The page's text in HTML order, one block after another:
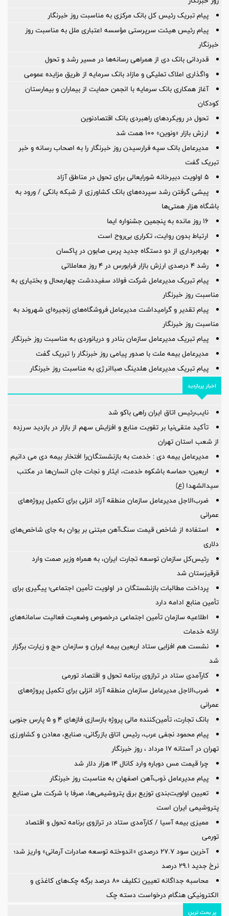
پیام تبریک رئیس کل بانک مرکزی به مناسبت روز خبرنگار
پیام رئیس هیئت سرپرستی مؤسسه اعتباری ملل به مناسبت روز
خبرنگار
قدردانی بانک دی از همراهی رسانه‌ها در مسیر رشد و تحول
واگذاری املاک تملیکی و مازاد بانک سرمایه از طریق مزایده عمومی
آغاز همکاری بانک سرمایه با انجمن حمایت از بیماران و بیمارستان
کودکان
تحول در رویکردهای راهبردی بانک اقتصادنوین
ارزش بازار «ونوین» 100 همت شد
مدیرعامل بانک سپه فرارسیدن روز خبرنگار را به اصحاب رسانه و خبر
تبریک گفت
5 اولویت دبیرخانه شورایعالی برای تحول در مناطق آزاد
پیشی گرفتن رشد سپرده‌های بانک کشاورزی از شبکه بانکی / ورود به
باشگاه هزار همتی‌ها
16 روز مانده به پنجمین جشنواره ایما
ارتباط بدون روایت، تکراری بی‌روح است
بهره‌برداری از دو دستگاه جدید پرس صابون در پاكسان
رشد ۴ درصدی ارزش بازار فرابورس در ۴ روز معاملاتی
پیام تبریک مدیرعامل شرکت فولاد سفیددشت چهارمحال و بختیاری به
مناسبت روز خبرنگار
پیام تقدیر و گرامیداشت مدیرعامل فروشگاه‌های زنجیره‌ای شهروند به
مناسبت روز خبرنگار
پیام تبریک مدیرعامل سازمان بنادر و دریانوردی به مناسبت روز خبرنگار
مدیرعامل بیمه ملت با صدور پیامی روز خبرنگار را تبریک گفت
پیام تبریک مدیرعامل هلدینگ صباانرژی به مناسبت روز خبرنگار
اخبار پربازدید
نایب‌رئیس اتاق ایران راهی باکو شد
تأکید متقی‌نیا بر تقویت منابع و افزایش سهم از بازار در بازدید سرزده
از شعب استان تهران
مدیرعامل بیمه دی : خدمت به بازنشستگان‌را افتخار بیمه دی می دانیم
اربعین؛ حماسه باشکوه خدمت، ایثار و نجات جان انسان‌ها در مکتب
سیدالشهدا (ع)
ضرب‌الاجل مدیرعامل سازمان منطقه آزاد انزلی برای تكمیل پروژه‌های
عمرانی
استفاده از شاخص قیمت سنگ‌آهن مبتنی بر یوان به جای شاخص‌های
دلاری
رئیس‌کل سازمان توسعه تجارت ایران، به همراه وزیر صمت وارد
قرقیزستان شد
پرداخت مطالبات بازنشستگان در اولویت تأمین اجتماعی؛ پیگیری برای
تأمین منابع ادامه دارد
اطلاعیه سازمان تأمین اجتماعی درخصوص وضعیت فعالیت سامانه‌های
ارائه خدمات
نشست هم افزایی ستاد اربعین بیمه ایران و سازمان حج و زیارت برگزار
شد
کارآمدی ستاد در ترازوی برنامه تحول و اقتصاد تورمی
ضرب‌الاجل مدیرعامل سازمان منطقه آزاد انزلی برای تكمیل پروژه‌های
عمرانی
بانک تجارت، تأمین‌کننده مالی پروژه بازسازی فازهای ۴ و ۵ پارس جنوبی
پیام محمود نجفی عرب، رئیس اتاق بازرگانی، صنایع، معادن و کشاورزی
تهران در آستانه 17 مرداد ، روز خبرنگار
چرا قیمت مس دوباره وارد کانال ۱۴ هزار دلار شد
پیام مدیرعامل ذوب‌آهن اصفهان به مناسبت روز خبرنگار
تعیین اولویت‌بندی توزیع برق پتروشیمی‌ها، صرفا با شرکت ملی صنایع
پتروشیمی ایران است
ممیزی بیمه آسیا / کارآمدی ستاد در ترازوی برنامه تحول و اقتصاد
تورمی
آخرین سود ۲۷.۷ درصدی «اندوخته توسعه صادرات آرمانی» واریز شد؛
نرخ جدید ۲۹.۱ درصد
محاسبه جداگانه تعیین تکلیف 80 درصد برگه چک‌های کاغذی و
الکترونیکی هنگام درخواست دسته چک
پر بحث ترین